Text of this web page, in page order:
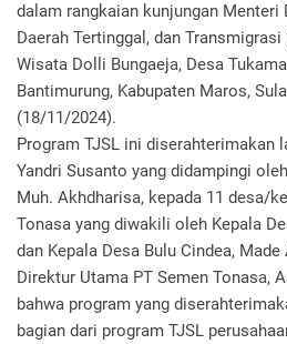
dalam rangkaian kunjungan Menteri
Daerah Tertinggal, dan
Wisata Dolli Bungaeja, Desa
Bantimurung, Kabupaten Maros,
(18/11/2024).
Program TJSL ini diserahterimakan
Yandri Susanto yang didampingi
Muh. Akhdharisa, kepada 11 desa/
Tonasa yang diwakili oleh Kepala
dan Kepala Desa Bulu Cindea, Made
Direktur Utama PT Semen Tonasa,
bahwa program yang
bagian dari program TJSL